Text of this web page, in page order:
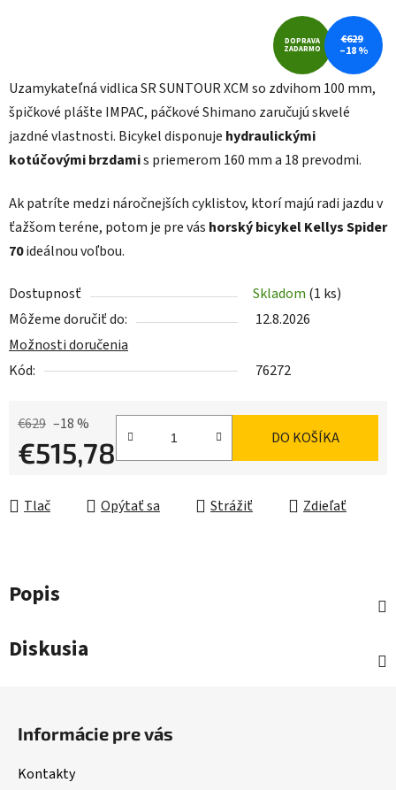
Uzamykateľná vidlica SR SUNTOUR XCM so zdvihom 100 mm,
špičkové plášte IMPAC, páčkové Shimano zaručujú skvelé
jazdné vlastnosti. Bicykel disponuje hydraulickými
kotúčovými brzdamis priemerom 160 mm a 18 prevodmi.
Ak patríte medzi náročnejších cyklistov, ktorí majú radi jazdu v
ťažšom teréne, potom je pre vás horský bicykel Kellys Spider
70ideálnou voľbou.
Dostupnosť Skladom (1 ks)
Môžeme doručiť do:
12.8.2026
Možnosti doručenia
Kód:
76272
€629 –18 %
€515,78 DO KOŠÍKA
Tlač Opýtať sa Strážiť Zdieľať
DOPRAVA
ZADARMO
€629
–18 %
Popis
Diskusia
Informácie pre vás
Kontakty